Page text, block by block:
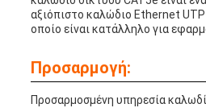
αξιόπιστο καλώδιο Ethernet
οποίο είναι κατάλληλο για
Προσαρμογή:
Προσαρμοσμένη υπηρεσία